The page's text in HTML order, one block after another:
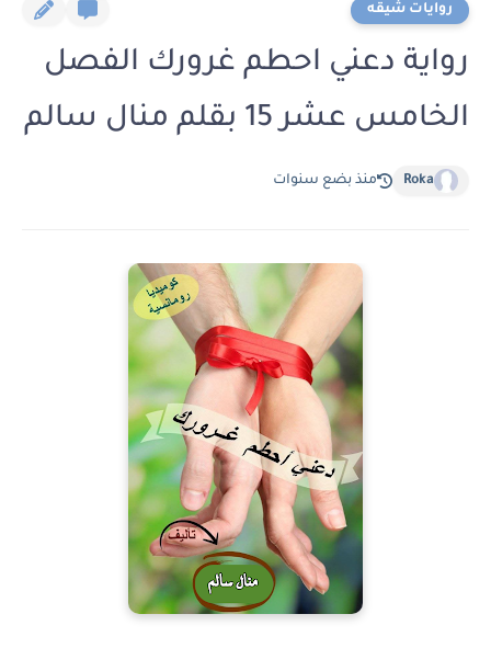
روايات شيقه
رواية دعني احطم غرورك الفصل
الخامس عشر 15 بقلم منال سالم
Roka منذ بضع سنوات